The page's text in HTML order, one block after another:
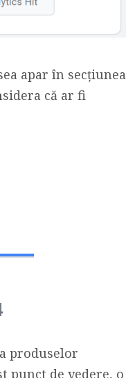
apar în secțiunea
că ar fi
produselor
punct de vedere, o